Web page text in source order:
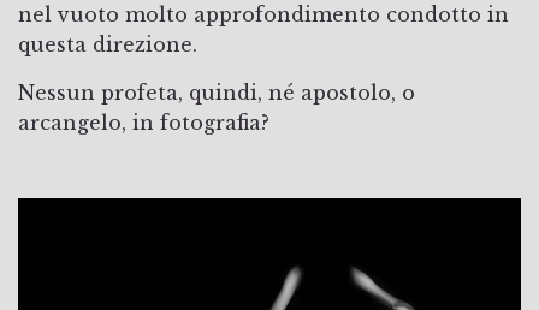
nel vuoto molto approfondimento condotto in
questa direzione.
Nessun profeta, quindi, né apostolo, o
arcangelo, in fotografia?